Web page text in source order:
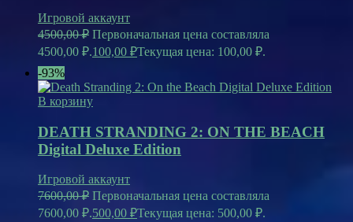
Игровой аккаунт
4500,00₽ Первоначальная цена составляла
4500,00 ₽.100,00 ₽Текущая цена: 100,00 ₽.
-93%
В корзину
DEATH STRANDING 2: ON THE BEACH
Digital Deluxe Edition
Игровой аккаунт
7600,00₽ Первоначальная цена составляла
7600,00 ₽.500,00 ₽Текущая цена: 500,00 ₽.